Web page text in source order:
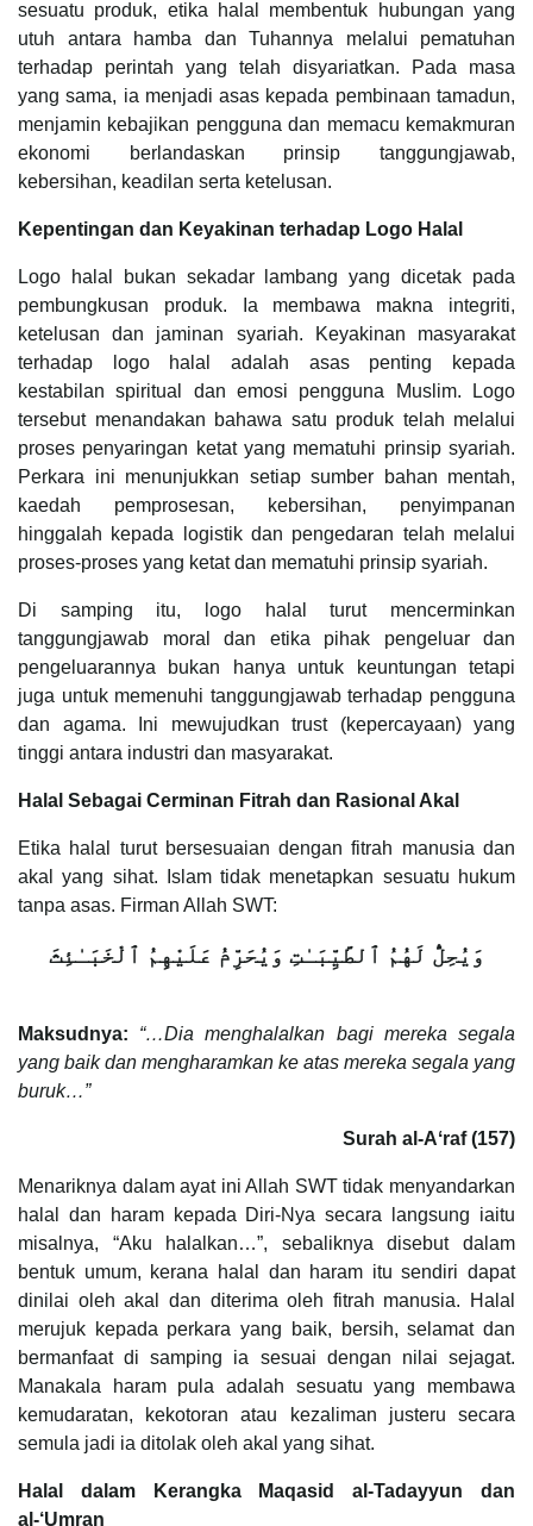
sesuatu produk, etika halal membentuk hubungan yang
utuh antara hamba dan Tuhannya melalui pematuhan
terhadap perintah yang telah disyariatkan. Pada masa
yang sama, ia menjadi asas kepada pembinaan tamadun,
menjamin kebajikan pengguna dan memacu kemakmuran
ekonomi berlandaskan prinsip tanggungjawab,
kebersihan, keadilan serta ketelusan.
Kepentingan dan Keyakinan terhadap Logo Halal
Logo halal bukan sekadar lambang yang dicetak pada
pembungkusan produk. Ia membawa makna integriti,
ketelusan dan jaminan syariah. Keyakinan masyarakat
terhadap logo halal adalah asas penting kepada
kestabilan spiritual dan emosi pengguna Muslim. Logo
tersebut menandakan bahawa satu produk telah melalui
proses penyaringan ketat yang mematuhi prinsip syariah.
Perkara ini menunjukkan setiap sumber bahan mentah,
kaedah pemprosesan, kebersihan, penyimpanan
hinggalah kepada logistik dan pengedaran telah melalui
proses-proses yang ketat dan mematuhi prinsip syariah.
Di samping itu, logo halal turut mencerminkan
tanggungjawab moral dan etika pihak pengeluar dan
pengeluarannya bukan hanya untuk keuntungan tetapi
juga untuk memenuhi tanggungjawab terhadap pengguna
dan agama. Ini mewujudkan trust (kepercayaan) yang
tinggi antara industri dan masyarakat.
Halal Sebagai Cerminan Fitrah dan Rasional Akal
Etika halal turut bersesuaian dengan fitrah manusia dan
akal yang sihat. Islam tidak menetapkan sesuatu hukum
tanpa asas. Firman Allah SWT:
وَيُحِلُّ لَهُمُ ٱلطَّيِّبَـٰتِ وَيُحَرِّمُ عَلَيْهِمُ ٱلْخَبَـٰئِثَ
Maksudnya: “…Dia menghalalkan bagi mereka segala
yang baik dan mengharamkan ke atas mereka segala yang
buruk…”
Surah al-Aʻraf (157)
Menariknya dalam ayat ini Allah SWT tidak menyandarkan
halal dan haram kepada Diri-Nya secara langsung iaitu
misalnya, “Aku halalkan…”, sebaliknya disebut dalam
bentuk umum, kerana halal dan haram itu sendiri dapat
dinilai oleh akal dan diterima oleh fitrah manusia. Halal
merujuk kepada perkara yang baik, bersih, selamat dan
bermanfaat di samping ia sesuai dengan nilai sejagat.
Manakala haram pula adalah sesuatu yang membawa
kemudaratan, kekotoran atau kezaliman justeru secara
semula jadi ia ditolak oleh akal yang sihat.
Halal dalam Kerangka Maqasid al-Tadayyun dan
al-‘Umran